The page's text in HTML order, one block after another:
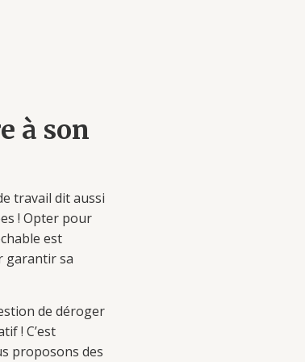
à son
travail dit aussi
! Opter pour
est
garantir sa
de déroger
! C’est
proposons des